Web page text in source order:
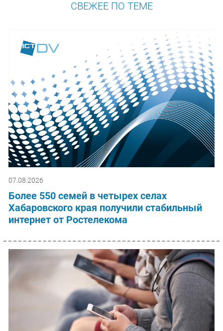
СВЕЖЕЕ ПО ТЕМЕ
07.08.2026
Более 550 семей в четырех селах
Хабаровского края получили стабильный
интернет от Ростелекома